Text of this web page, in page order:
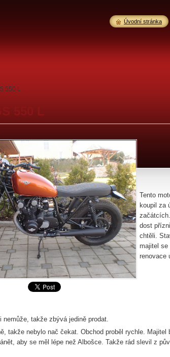
550 L
Tento
koupil za
dost
chtěli.
majitel se
renovace
nemůže, takže zbývá jedině prodat.
takže nebylo nač čekat. Obchod proběl rychle.
aby se měl lépe než Albošce. Takže rád slevil z
Úvodní stránka